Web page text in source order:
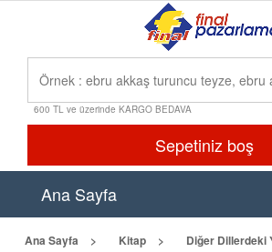
600 TL ve üzerinde KARGO BEDAVA
Sepetiniz boş
Ana Sayfa
Ana Sayfa Kitap Diğer Dillerdeki